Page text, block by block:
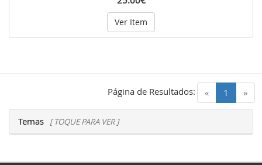
Ver Item
« 1 (current)
»
Página de Resultados:
Temas [ TOQUE PARA VER ]